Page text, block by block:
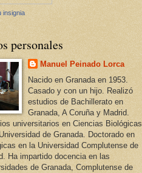
insignia
personales
Manuel Peinado Lorca
Nacido en Granada en 1953.
Casado y con un hijo. Realizó
estudios de Bachillerato en
Granada, A Coruña y Madrid.
universitarios en Ciencias Biológicas
de Granada. Doctorado en
en la Universidad Complutense de
Ha impartido docencia en las
de Granada, Complutense de